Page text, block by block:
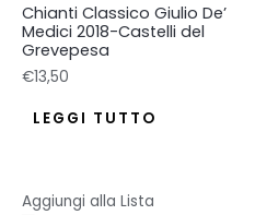
Chianti Classico Giulio De’
Medici 2018-Castelli del
Grevepesa
€13,50
LEGGI TUTTO
Aggiungi alla Lista